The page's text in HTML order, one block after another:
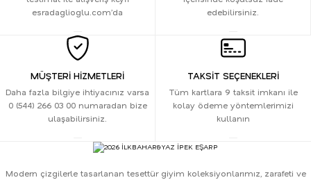
esradaglioglu.com’da
edebilirsiniz.
MÜŞTERİ HİZMETLERİ
Daha fazla bilgiye ihtiyacınız varsa
0 (544) 266 03 00 numaradan bize
ulaşabilirsiniz.
TAKSİT SEÇENEKLERİ
Tüm kartlara 9 taksit imkanı ile
kolay ödeme yöntemlerimizi
kullanın
Modern çizgilerle tasarlanan tesettür giyim koleksiyonlarımız, zarafeti ve